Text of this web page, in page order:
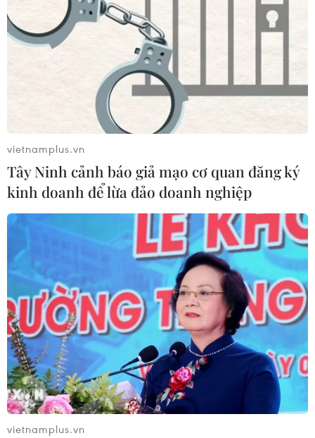
TIN CÙNG CHUYÊN MỤC
Giá dầu tăng trước những lo ngại về
kế hoạch mở lại Eo biển Hormuz
vietnamplus.vn
Tây Ninh cảnh báo giả mạo cơ quan đăng ký
kinh doanh để lừa đảo doanh nghiệp
vietnamplus.vn